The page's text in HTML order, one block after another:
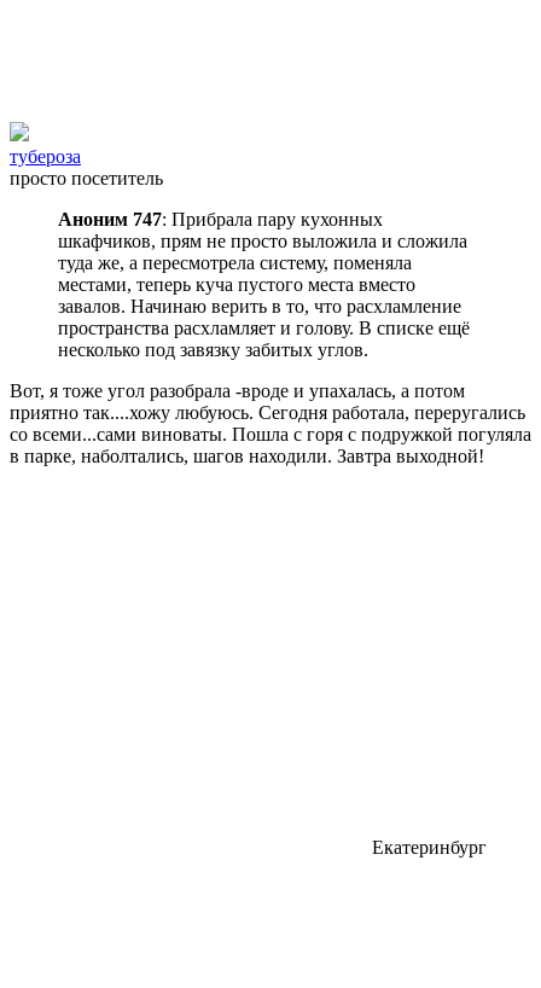
тубероза
просто посетитель
Аноним 747: Прибрала пару кухонных
шкафчиков, прям не просто выложила и сложила
туда же, а пересмотрела систему, поменяла
местами, теперь куча пустого места вместо
завалов. Начинаю верить в то, что расхламление
пространства расхламляет и голову. В списке ещё
несколько под завязку забитых углов.
Вот, я тоже угол разобрала -вроде и упахалась, а потом
приятно так....хожу любуюсь. Сегодня работала, переругались
со всеми...сами виноваты. Пошла с горя с подружкой погуляла
в парке, наболтались, шагов находили. Завтра выходной!
Екатеринбург